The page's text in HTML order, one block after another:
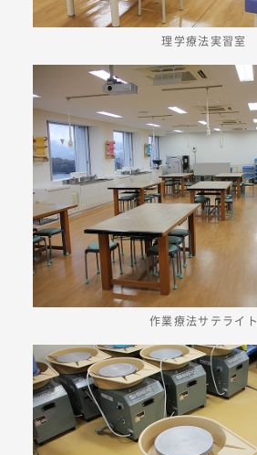
理学療法実習室
作業療法サテライト